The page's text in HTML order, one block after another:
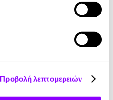
Προβολή λεπτομερειών